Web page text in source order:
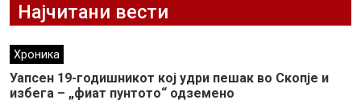
Најчитани вести
Хроника
Уапсен 19-годишникот кој удри пешак во Скопје и
избега – „фиат пунтото“ одземено